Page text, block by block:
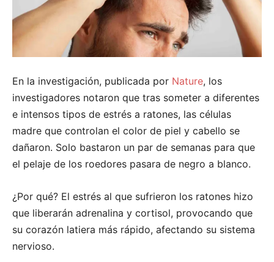
En la investigación, publicada por Nature, los
investigadores notaron que tras someter a diferentes
e intensos tipos de estrés a ratones, las células
madre que controlan el color de piel y cabello se
dañaron. Solo bastaron un par de semanas para que
el pelaje de los roedores pasara de negro a blanco.
¿Por qué? El estrés al que sufrieron los ratones hizo
que liberarán adrenalina y cortisol, provocando que
su corazón latiera más rápido, afectando su sistema
nervioso.